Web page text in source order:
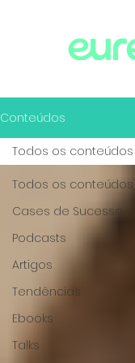
Conteúdos
Todos os conteúdos
Cases de Sucesso
Podcasts
Artigos
Tendências
Ebooks
Talks
Todos os conteúdos